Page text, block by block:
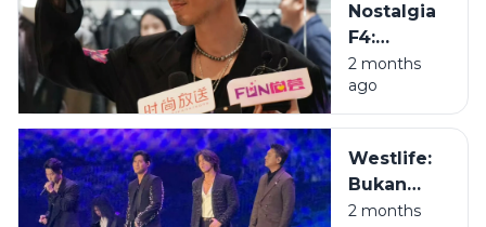
Pernah
Mengacak-
acak Hati Kita
Nostalgia
F4:
Menelusuri
Jejak Para
Pangeran
Garden
yang Kini
Sudah
2 months
ago
Westlife:
Bukan
Sekadar
2 months